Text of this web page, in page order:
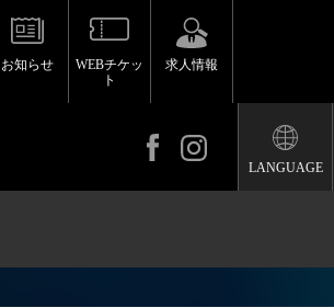
お知らせ
WEBチケッ
ト
求人情報
LANGUAGE